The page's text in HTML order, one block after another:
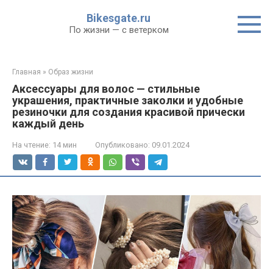
Bikesgate.ru
По жизни — с ветерком
Главная » Образ жизни
Аксессуары для волос — стильные
украшения, практичные заколки и удобные
резиночки для создания красивой прически
каждый день
На чтение: 14 мин Опубликовано: 09.01.2024